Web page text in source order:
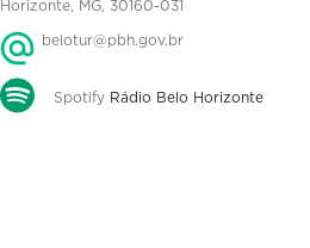
Horizonte, MG, 30160-031
belotur@pbh.gov.br
Spotify Rádio Belo Horizonte